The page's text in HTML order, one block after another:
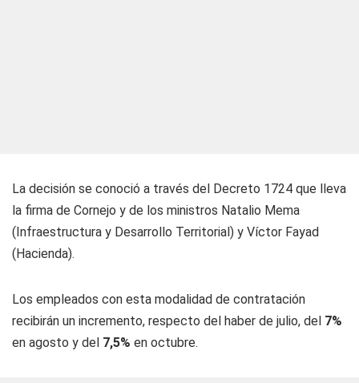
La decisión se conoció a través del Decreto 1724 que lleva
la firma de Cornejo y de los ministros Natalio Mema
(Infraestructura y Desarrollo Territorial) y Víctor Fayad
(Hacienda).
Los empleados con esta modalidad de contratación
recibirán un incremento, respecto del haber de julio, del 7%
en agosto y del 7,5% en octubre.